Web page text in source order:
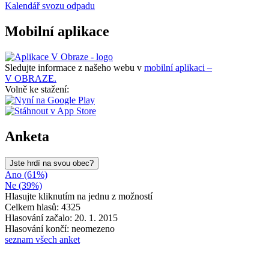
Kalendář svozu odpadu
Mobilní aplikace
Sledujte informace z našeho webu v mobilní aplikaci –
V OBRAZE.
Volně ke stažení:
Anketa
Jste hrdí na svou obec?
Ano (61%)
Ne (39%)
Hlasujte kliknutím na jednu z možností
Celkem hlasů: 4325
Hlasování začalo: 20. 1. 2015
Hlasování končí: neomezeno
seznam všech anket